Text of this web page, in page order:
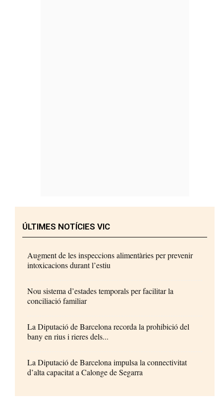
ÚLTIMES NOTÍCIES VIC
Augment de les inspeccions alimentàries per prevenir
intoxicacions durant l’estiu
Nou sistema d’estades temporals per facilitar la
conciliació familiar
La Diputació de Barcelona recorda la prohibició del
bany en rius i rieres dels...
La Diputació de Barcelona impulsa la connectivitat
d’alta capacitat a Calonge de Segarra